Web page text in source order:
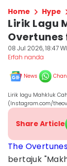
Home Hype
Lirik Lagu
Overtunes
08 Jul 2026, 18:47
Erfah nanda
News
Lirik lagu Mahkluk
(Instagram.com/
Share Article
The
bertajuk